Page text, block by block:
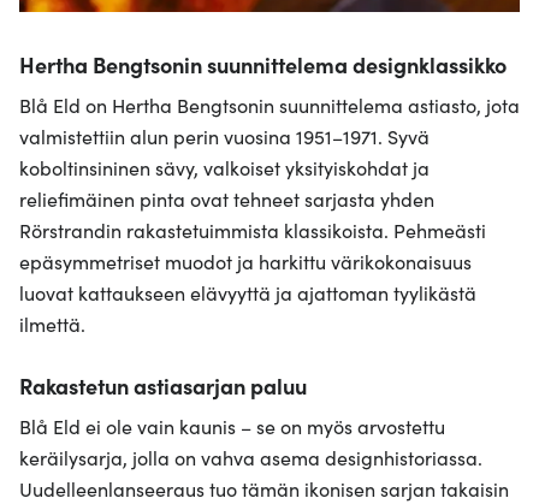
Hertha Bengtsonin suunnittelema designklassikko
Blå Eld on Hertha Bengtsonin suunnittelema astiasto, jota
valmistettiin alun perin vuosina 1951–1971. Syvä
koboltinsininen sävy, valkoiset yksityiskohdat ja
reliefimäinen pinta ovat tehneet sarjasta yhden
Rörstrandin rakastetuimmista klassikoista. Pehmeästi
epäsymmetriset muodot ja harkittu värikokonaisuus
luovat kattaukseen elävyyttä ja ajattoman tyylikästä
ilmettä.
Rakastetun astiasarjan paluu
Blå Eld ei ole vain kaunis – se on myös arvostettu
keräilysarja, jolla on vahva asema designhistoriassa.
Uudelleenlanseeraus tuo tämän ikonisen sarjan takaisin